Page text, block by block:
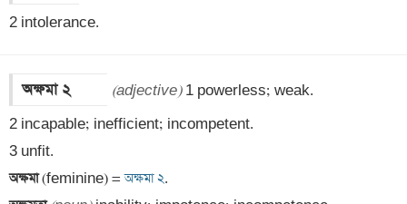
2 intolerance.
অক্ষমা ২ (adjective) 1 powerless; weak.
2 incapable; inefficient; incompetent.
অক্ষমা (feminine) = অক্ষমা ২